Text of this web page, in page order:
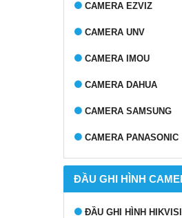
CAMERA EZVIZ
CAMERA UNV
CAMERA IMOU
CAMERA DAHUA
CAMERA SAMSUNG
CAMERA PANASONIC
ĐẦU GHI HÌNH
ĐẦU GHI HÌNH